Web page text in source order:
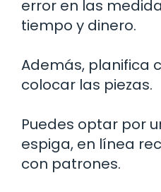
error en las
tiempo y dinero.
Además, planifica
colocar las piezas.
Puedes optar por
espiga, en línea
con patrones.